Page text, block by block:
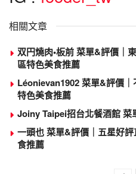
相關文章
双円燒肉•板前 菜單&評價｜
區特色美食推薦
Léonievan1902 菜單&評價
特色美食推薦
Joiny Taipei招台北餐酒館
一頭也 菜單&評價｜五星好
食推薦